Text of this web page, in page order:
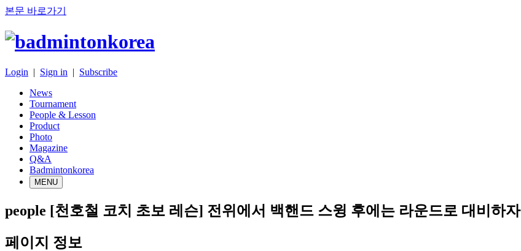
본문 바로가기
Login | Sign in | Subscribe
News
Tournament
People & Lesson
Product
Photo
Magazine
Q&A
Badmintonkorea
MENU
people [천호철 코치 초보 레슨] 전위에서 백핸드 스윙 후에는 라운드로 대비하자
페이지 정보